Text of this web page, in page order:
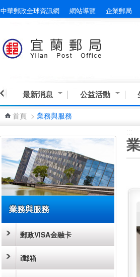
中華郵政全球資訊網 網站導覽 企業郵局
最新消息 公益活動
首頁 > 業務與服務
業務與服務
郵政VISA金融卡
i郵箱